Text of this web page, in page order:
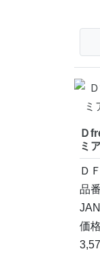
Ｄ
ミ
Ｄ
品
価